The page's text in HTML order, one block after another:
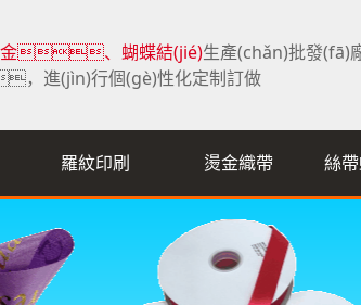
、蝴蝶結(jié)生產(chǎn)批發(fā)
，進(jìn)行個(gè)性化定制訂做
羅紋印刷 燙金織帶 絲